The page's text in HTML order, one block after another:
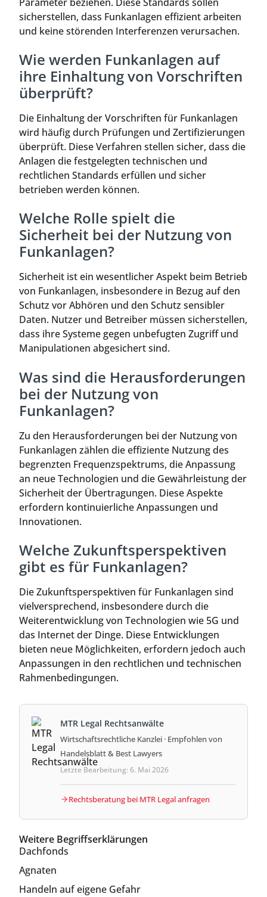
sicherstellen, dass Funkanlagen effizient arbeiten
und keine störenden Interferenzen verursachen.
Wie werden Funkanlagen auf
ihre Einhaltung von Vorschriften
überprüft?
Die Einhaltung der Vorschriften für Funkanlagen
wird häufig durch Prüfungen und Zertifizierungen
überprüft. Diese Verfahren stellen sicher, dass die
Anlagen die festgelegten technischen und
rechtlichen Standards erfüllen und sicher
betrieben werden können.
Welche Rolle spielt die
Sicherheit bei der Nutzung von
Funkanlagen?
Sicherheit ist ein wesentlicher Aspekt beim Betrieb
von Funkanlagen, insbesondere in Bezug auf den
Schutz vor Abhören und den Schutz sensibler
Daten. Nutzer und Betreiber müssen sicherstellen,
dass ihre Systeme gegen unbefugten Zugriff und
Manipulationen abgesichert sind.
Was sind die Herausforderungen
bei der Nutzung von
Funkanlagen?
Zu den Herausforderungen bei der Nutzung von
Funkanlagen zählen die effiziente Nutzung des
begrenzten Frequenzspektrums, die Anpassung
an neue Technologien und die Gewährleistung der
Sicherheit der Übertragungen. Diese Aspekte
erfordern kontinuierliche Anpassungen und
Innovationen.
Welche Zukunftsperspektiven
gibt es für Funkanlagen?
Die Zukunftsperspektiven für Funkanlagen sind
vielversprechend, insbesondere durch die
Weiterentwicklung von Technologien wie 5G und
das Internet der Dinge. Diese Entwicklungen
bieten neue Möglichkeiten, erfordern jedoch auch
Anpassungen in den rechtlichen und technischen
Rahmenbedingungen.
MTR Legal Rechtsanwälte
Wirtschaftsrechtliche Kanzlei · Empfohlen von
Handelsblatt & Best Lawyers
Letzte Bearbeitung: 6. Mai 2026
Rechtsberatung bei MTR Legal anfragen
Weitere Begriffserklärungen
Dachfonds
Agnaten
Handeln auf eigene Gefahr